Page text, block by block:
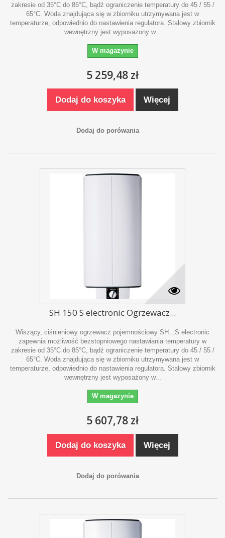
zakresie od 35°C do 85°C, bądź ograniczenie temperatury do 45 / 55 /
65°C. Woda znajdująca się w zbiorniku utrzymywana jest w
temperaturze, odpowiednio do nastawienia regulatora. Stalowy zbiornik
wewnętrzny jest wyposażony w...
W magazynie
5 259,48 zł
Dodaj do koszyka Więcej
Dodaj do porówania
SH 150 S electronic Ogrzewacz...
Wiszący, ciśnieniowy ogrzewacz pojemnościowy SH...S electronic
zapewnia możliwość bezstopniowego nastawiania temperatury w
zakresie od 35°C do 85°C, bądź ograniczenie temperatury do 45 / 55 /
65°C. Woda znajdująca się w zbiorniku utrzymywana jest w
temperaturze, odpowiednio do nastawienia regulatora. Stalowy zbiornik
wewnętrzny jest wyposażony w...
W magazynie
5 607,78 zł
Dodaj do koszyka Więcej
Dodaj do porówania